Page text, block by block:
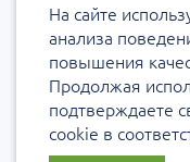
На сайте
анализа
повышения
Продолжая
подтверждаете
cookie в